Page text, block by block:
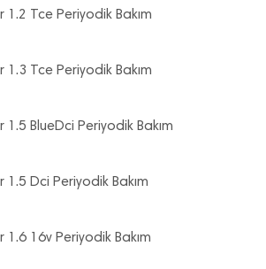
1.2 Tce Periyodik Bakım
1.3 Tce Periyodik Bakım
1.5 BlueDci Periyodik Bakım
1.5 Dci Periyodik Bakım
1.6 16v Periyodik Bakım